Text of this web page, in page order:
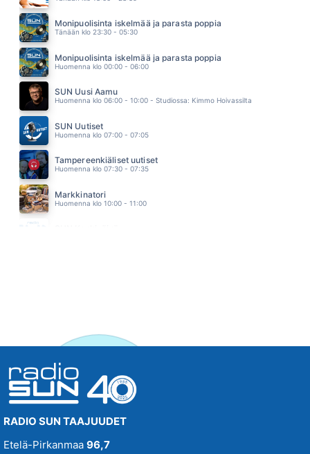
TAUSKI
09.49
FRANS HARJU
09.46
Monipuolisinta iskelmää ja parasta poppia
Tänään klo 23:30 - 05:30
Monipuolisinta iskelmää ja parasta poppia
Huomenna klo 00:00 - 06:00
SUN Uusi Aamu
Huomenna klo 06:00 - 10:00 - Studiossa: Kimmo Hoivassilta
SUN Uutiset
Huomenna klo 07:00 - 07:05
Tampereenkiäliset uutiset
Huomenna klo 07:30 - 07:35
Markkinatori
Huomenna klo 10:00 - 11:00
RADIO SUN TAAJUUDET
Etelä-Pirkanmaa 96,7